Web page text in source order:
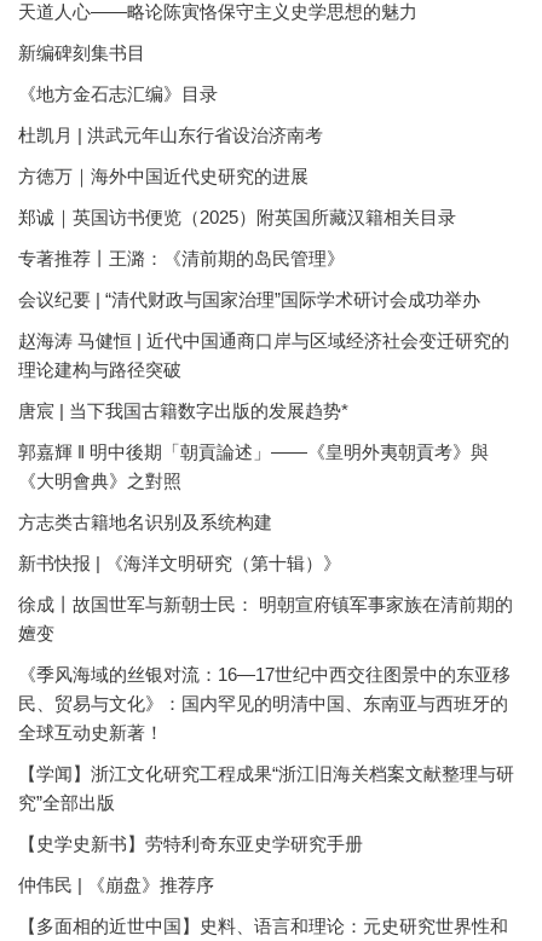
天道人心——略论陈寅恪保守主义史学思想的魅力
新编碑刻集书目
《地方金石志汇编》目录
杜凯月 | 洪武元年山东行省设治济南考
方徳万｜海外中国近代史研究的进展
郑诚｜英国访书便览（2025）附英国所藏汉籍相关目录
专著推荐丨王潞：《清前期的岛民管理》
会议纪要 | “清代财政与国家治理”国际学术研讨会成功举办
赵海涛 马健恒 | 近代中国通商口岸与区域经济社会变迁研究的
理论建构与路径突破
唐宸 | 当下我国古籍数字出版的发展趋势*
郭嘉輝 ‖ 明中後期「朝貢論述」——《皇明外夷朝貢考》與
《大明會典》之對照
方志类古籍地名识别及系统构建
新书快报 | 《海洋文明研究（第十辑）》
徐成丨故国世军与新朝士民： 明朝宣府镇军事家族在清前期的
嬗变
《季风海域的丝银对流：16—17世纪中西交往图景中的东亚移
民、贸易与文化》：国内罕见的明清中国、东南亚与西班牙的
全球互动史新著！
【学闻】浙江文化研究工程成果“浙江旧海关档案文献整理与研
究”全部出版
【史学史新书】劳特利奇东亚史学研究手册
仲伟民 | 《崩盘》推荐序
【多面相的近世中国】史料、语言和理论：元史研究世界性和